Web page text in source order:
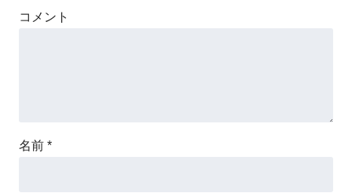
コメント
名前 *